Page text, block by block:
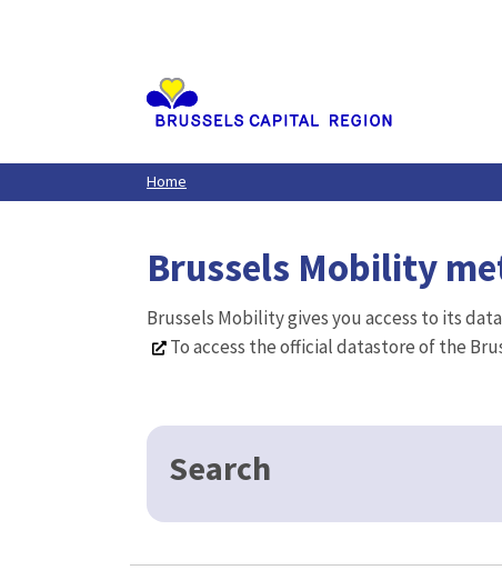
Home
Brussels Mobility
Brussels Mobility gives you access to its
To access the official datastore of the
Search